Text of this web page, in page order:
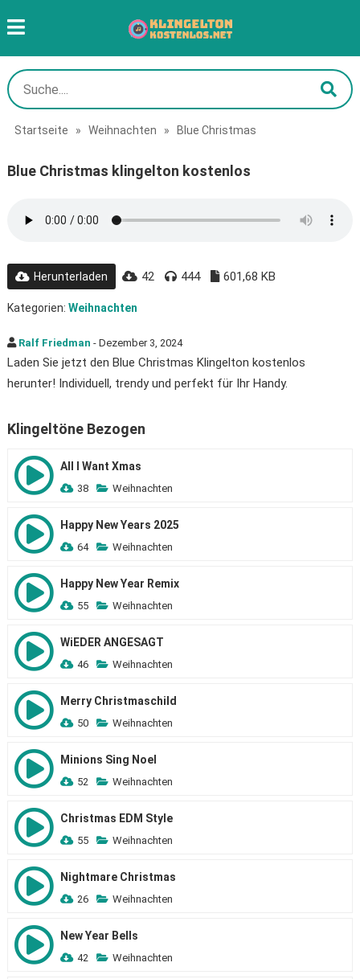
Startseite » Weihnachten » Blue Christmas
Blue Christmas klingelton kostenlos
Herunterladen 42 444 601,68 KB
Kategorien: Weihnachten
Ralf Friedman - Dezember 3, 2024
Laden Sie jetzt den Blue Christmas Klingelton kostenlos
herunter! Individuell, trendy und perfekt für Ihr Handy.
Klingeltöne Bezogen
All I Want Xmas
38 Weihnachten
Happy New Years 2025
64 Weihnachten
Happy New Year Remix
55 Weihnachten
WiEDER ANGESAGT
46 Weihnachten
Merry Christmaschild
50 Weihnachten
Minions Sing Noel
52 Weihnachten
Christmas EDM Style
55 Weihnachten
Nightmare Christmas
26 Weihnachten
New Year Bells
42 Weihnachten